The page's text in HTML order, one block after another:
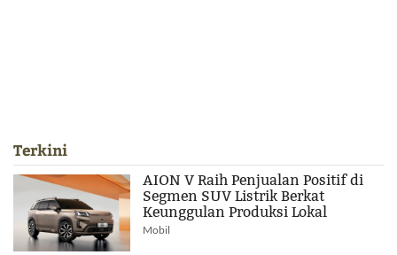
Terkini
AION V Raih Penjualan Positif di
Segmen SUV Listrik Berkat
Keunggulan Produksi Lokal
Mobil